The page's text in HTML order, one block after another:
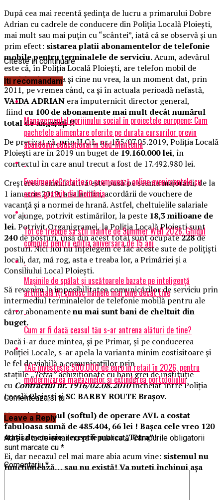
După cea mai recentă ședința de lucru a primarului Dobre
Adrian cu cadrele de conducere din Poliția Locală Ploiești,
mai mult sau mai puțin cu “scântei”, iată că se observă și un
prim efect: sistarea platii abonamentelor de telefonie
mobile pentru terminalele de serviciu.Acum, adevărul
este că, în Poliția Locală Ploiești, are telefon mobil de
serviciu cine vrea și cine nu vrea, la un moment dat, prin
2011, pe vremea când, ca și în actuala perioadă nefastă,
VAIDA ADRIAN era împuternicit director general,
fiind cu 100 de abonamente mai mult decât numărul
total de angajați !!
De precizat că, prin H.C.L. nr. 135/07.05.2019, Poliția Locală
Ploiești are în 2019 un buget de 19.160.000 lei, în
contextul în care anul trecut a fost de 17.492.980 lei.
Creșterea semnificativă este pusă pe seama majorării, de la
1 ianuarie 2019, a salariilor, acordării de vouchere de
vacanță și a normei de hrană. Astfel, cheltuielile salariale
vor ajunge, potrivit estimărilor, la peste 18,3 milioane de
lei.Potrivit Organigramei, la Poliția Locală Ploiești sunt
240de posturi, însă din acest total sunt ocupate228de
posturi. Nici noi nu înțelegem ce fac aceste sute de polițiști
locali, dar, mă rog, asta e treaba lor, a Primăriei și a
Consiliului Local Ploiești.
Să revenim la imposibilitatea comunicărilor de serviciu prin
intermediul terminalelor de telefonie mobilă pentru ale
căror abonamentenu mai sunt bani de cheltuit din
buget.
Dacă i-ar duce mintea, și pe Primar, și pe conducerea
Poliției Locale, s-ar apela la varianta minim costisitoare și
le fel de viabilă a comunicațiilor prin
stațiile„Tetra”achiziționate cu bani grei de instituție
cu Contractul nr. 1916/02.08.2010încheiat între Poliția
Locală Ploiești șiSC BARBY ROUTE Brașov.
Numai sistemul (softul) de operare AVL a costat
fabuloasa sumă de 485.404, 66 lei ! Bașca cele vreo 120
stații de emisie-receptie marca „Tetra”!
Ei, dar necazul cel mai mare abia acum vine: sistemul nu
funcționează… sau nu există! Va puteți închipui așa
Citeste in continuare
Iti recomandam
Managementul sprijinului social în proiectele europene: Cum
pachetele alimentare oferite pe durata cursurilor previn
abandonul educațional în Sud-Muntenia
EvenimenteGratuite.ro promovează online evenimentele cu
acces gratuit din România
Tot ce trebuie sa stii inainte de Summer Well 2026. Ghidul
complet pentru editia aniversara de 15 ani
Mașinile de spălat și uscătoarele bazate pe inteligență
artificială îți cunosc hainele mai bine decât tine
Cum ar fi dacă ceasul tău s-ar antrena alături de tine?
TAG investește 500.000 de euro în retail în 2026, pentru
modernizarea magazinelor și extinderea portofoliului
Comenteaza si tu
Leave a Reply
Adresa ta de email nu va fi publicată. Câmpurile obligatorii
sunt marcate cu *
Comentariu*